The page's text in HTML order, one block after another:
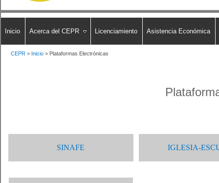
Inicio Acerca del CEPR Licenciamiento Asistencia Económica
CEPR> Inicio> Plataformas Electrónicas
SINAFE IGLESIA-